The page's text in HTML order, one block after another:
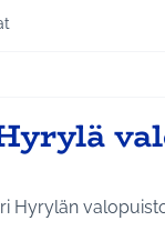
Kulttuuri ja
Hyrylän